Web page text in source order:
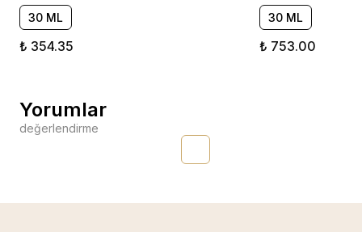
30 ML
₺ 354.35
30 ML
₺ 753.00
Yorumlar
değerlendirme